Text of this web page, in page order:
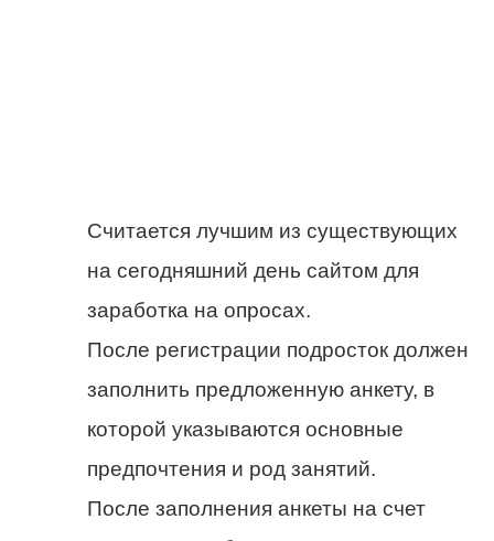
Считается лучшим из существующих
на сегодняшний день сайтом для
заработка на опросах.
После регистрации подросток должен
заполнить предложенную анкету, в
которой указываются основные
предпочтения и род занятий.
После заполнения анкеты на счет